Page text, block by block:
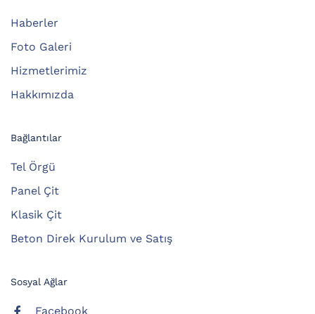
Haberler
Foto Galeri
Hizmetlerimiz
Hakkımızda
Bağlantılar
Tel Örgü
Panel Çit
Klasik Çit
Beton Direk Kurulum ve Satış
Sosyal Ağlar
Facebook